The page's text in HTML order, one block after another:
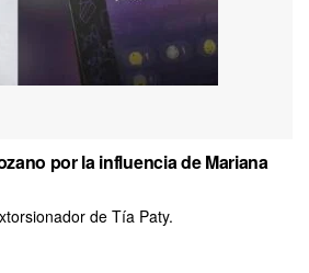
por la influencia de Mariana
de Tía Paty.